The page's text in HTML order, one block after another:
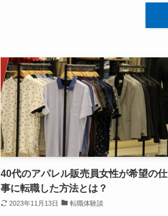
40代のアパレル販売員女性が希望の仕
事に転職した方法とは？
2023年11月13日 転職体験談